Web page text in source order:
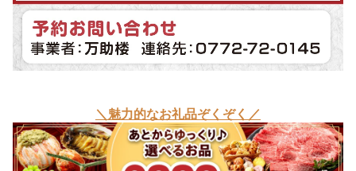
＼魅力的なお礼品ぞくぞく／